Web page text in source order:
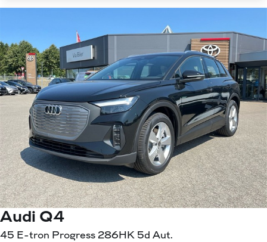
Audi Q4
45 E-tron Progress 286HK 5d Aut.